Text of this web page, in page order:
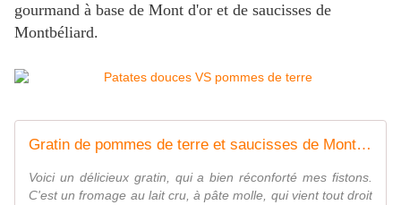
gourmand à base de Mont d'or et de saucisses de
Montbéliard.
Gratin de pommes de terre et saucisses de Montbéliard au Mont d&rsquo;or
Voici un délicieux gratin, qui a bien réconforté mes fistons.
C'est un fromage au lait cru, à pâte molle, qui vient tout droit